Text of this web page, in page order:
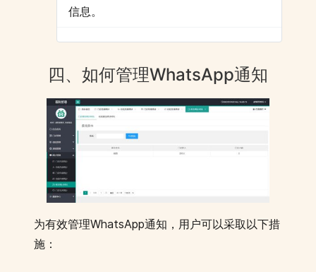
信息。
四、如何管理WhatsApp通知
为有效管理WhatsApp通知，用户可以采取以下措
施：